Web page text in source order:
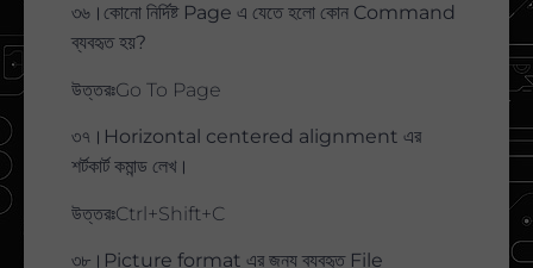
৩৬।কোনো নির্দিষ্ট Page এ যেতে হলো কোন Command
ব্যবহৃত হয়?
উত্তরঃGo To Page
৩৭।Horizontal centered alignment এর
শর্টকার্ট কমান্ড লেখ।
উত্তরঃCtrl+Shift+C
৩৮।Picture format এর জন্য ব্যবহৃত File